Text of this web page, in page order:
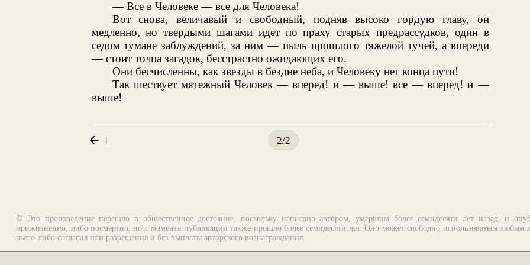
— Все в Человеке — все для Человека!
Вот снова, величавый и свободный, подняв высоко гордую главу, он
медленно, но твердыми шагами идет по праху старых предрассудков, один в
седом тумане заблуждений, за ним — пыль прошлого тяжелой тучей, а впереди
— стоит толпа загадок, бесстрастно ожидающих его.
Они бесчисленны, как звезды в бездне неба, и Человеку нет конца пути!
Так шествует мятежный Человек — вперед! и — выше! все — вперед! и —
выше!
I 2/2
© Это произведение перешло в общественное достояние, поскольку написано автором, умершим более семидесяти лет назад, и
прижизненно, либо посмертно, но с момента публикации также прошло более семидесяти лет. Оно может свободно использоваться любым
чьего-либо согласия или разрешения и без выплаты авторского вознаграждения.